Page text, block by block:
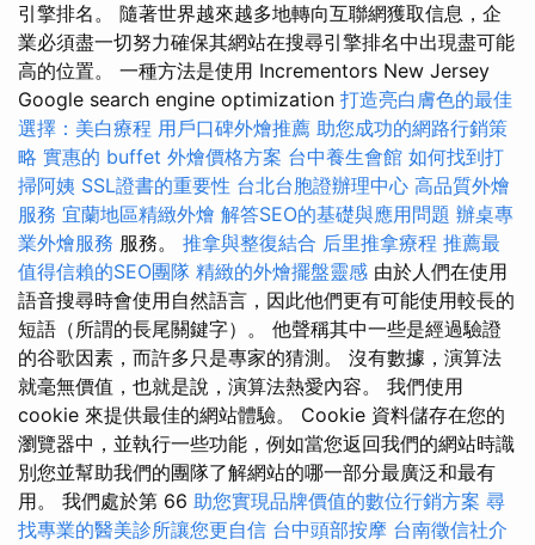
引擎排名。 隨著世界越來越多地轉向互聯網獲取信息，企
業必須盡一切努力確保其網站在搜尋引擎排名中出現盡可能
高的位置。 一種方法是使用 Incrementors New Jersey
Google search engine optimization 打造亮白膚色的最佳
選擇：美白療程 用戶口碑外燴推薦 助您成功的網路行銷策
略 實惠的 buffet 外燴價格方案 台中養生會館 如何找到打
掃阿姨 SSL證書的重要性 台北台胞證辦理中心 高品質外燴
服務 宜蘭地區精緻外燴 解答SEO的基礎與應用問題 辦桌專
業外燴服務 服務。 推拿與整復結合 后里推拿療程 推薦最
值得信賴的SEO團隊 精緻的外燴擺盤靈感 由於人們在使用
語音搜尋時會使用自然語言，因此他們更有可能使用較長的
短語（所謂的長尾關鍵字）。 他聲稱其中一些是經過驗證
的谷歌因素，而許多只是專家的猜測。 沒有數據，演算法
就毫無價值，也就是說，演算法熱愛內容。 我們使用
cookie 來提供最佳的網站體驗。 Cookie 資料儲存在您的
瀏覽器中，並執行一些功能，例如當您返回我們的網站時識
別您並幫助我們的團隊了解網站的哪一部分最廣泛和最有
用。 我們處於第 66 助您實現品牌價值的數位行銷方案 尋
找專業的醫美診所讓您更自信 台中頭部按摩 台南徵信社介